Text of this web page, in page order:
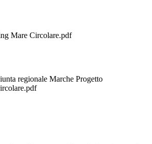
Mare Circolare.pdf
regionale Marche Progetto